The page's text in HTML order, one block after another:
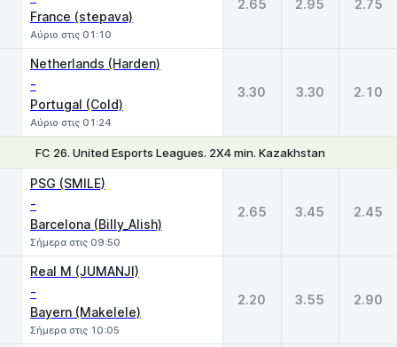
France (stepava)
Αύριο στις 01:10
2.65 2.95 2.75
Netherlands (Harden)
-
Portugal (Cold)
Αύριο στις 01:24
3.30 3.30 2.10
FC 26. United Esports Leagues. 2X4 min. Kazakhstan
PSG (SMILE)
-
Barcelona (Billy_Alish)
Σήμερα στις 09:50
2.65 3.45 2.45
Real M (JUMANJI)
-
Bayern (Makelele)
Σήμερα στις 10:05
2.20 3.55 2.90